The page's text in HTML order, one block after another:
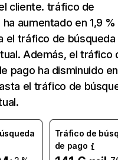
cliente. tráfico de
aumentado en 1,9
el tráfico de búsqueda
Además, el tráfico
pago ha disminuido en
el tráfico de
Tráfico de
de pago